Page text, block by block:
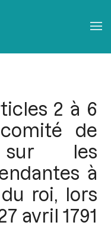
2 à 6
de
sur les
à
roi, lors
avril 1791